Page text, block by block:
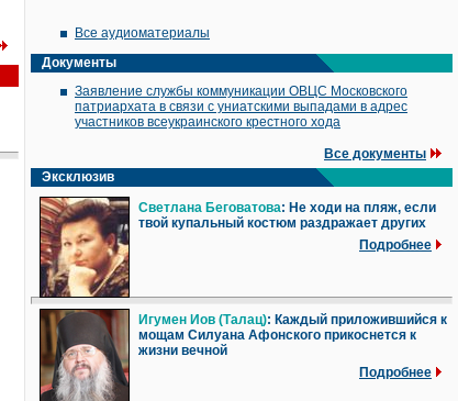
Все аудиоматериалы
Документы
Заявление службы коммуникации ОВЦС Московского
патриархата в связи с униатскими выпадами в адрес
участников всеукраинского крестного хода
Все документы
Эксклюзив
Светлана Беговатова: Не ходи на пляж, если
твой купальный костюм раздражает других
Подробнее
Игумен Иов (Талац): Каждый приложившийся к
мощам Силуана Афонского прикоснется к
жизни вечной
Подробнее